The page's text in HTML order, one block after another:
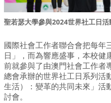
聖若瑟大學參與2024世界社工日活
國際社會工作者聯合會把每年
日」，而為響應盛事，本校健
前就參與了由澳門社會工作者
總會承辦的世界社工日系列
生活）：變革的共同未來」活
討會。